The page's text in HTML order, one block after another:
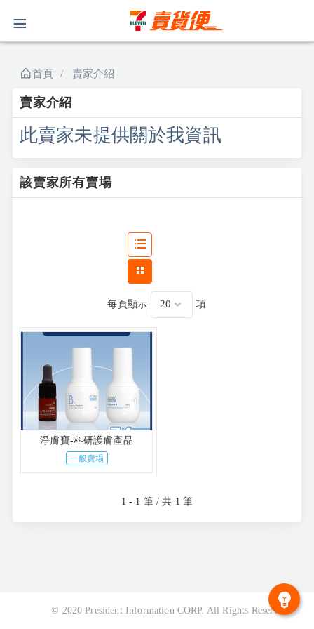
首頁 賣家介紹
賣家介紹
此賣家未提供關於我資訊
該賣家所有賣場
每頁顯示 項
淨膚寶-科研護膚產品
一般賣場
1 - 1 筆 / 共 1 筆
© 2020 President Information CORP. All Rights Reserved.